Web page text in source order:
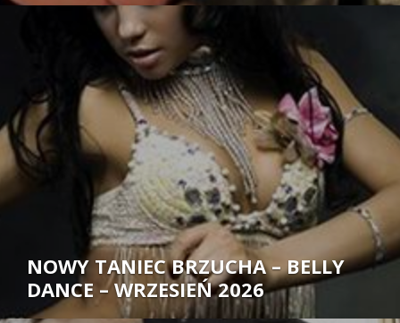
NOWY TANIEC BRZUCHA – BELLY
DANCE – WRZESIEŃ 2026